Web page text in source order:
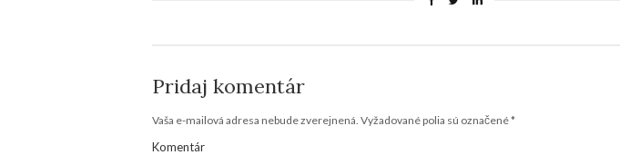
Pridaj komentár
Vaša e-mailová adresa nebude zverejnená. Vyžadované polia sú označené*
Komentár